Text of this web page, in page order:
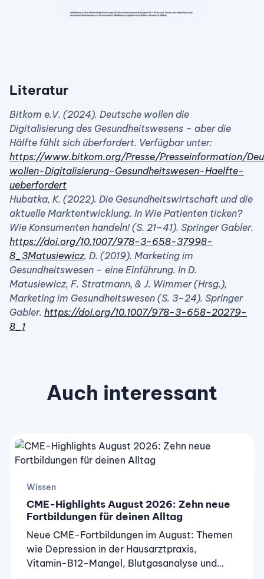
Literatur
Bitkom e.V. (2024). Deutsche wollen die
Digitalisierung des Gesundheitswesens – aber die
Hälfte fühlt sich überfordert. Verfügbar unter:
https://www.bitkom.org/Presse/Presseinformation/
wollen-Digitalisierung-Gesundheitswesen-Haelfte-
ueberfordert
Hubatka, K. (2022). Die Gesundheitswirtschaft und die
aktuelle Marktentwicklung. In Wie Patienten ticken?
Wie Konsumenten handeln! (S. 21–41). Springer Gabler.
https://doi.org/10.1007/978-3-658-37998-
8_3Matusiewicz, D. (2019). Marketing im
Gesundheitswesen – eine Einführung. In D.
Matusiewicz, F. Stratmann, & J. Wimmer (Hrsg.),
Marketing im Gesundheitswesen (S. 3–24). Springer
Gabler. https://doi.org/10.1007/978-3-658-20279-
8_1
Auch interessant
Wissen
CME-Highlights August 2026: Zehn neue
Fortbildungen für deinen Alltag
Neue CME-Fortbildungen im August: Themen
wie Depression in der Hausarztpraxis,
Vitamin-B12-Mangel, Blutgasanalyse und